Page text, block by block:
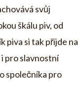
svůj
škálu piv, od
piva si tak přijde na
pro slavnostní
společníka pro